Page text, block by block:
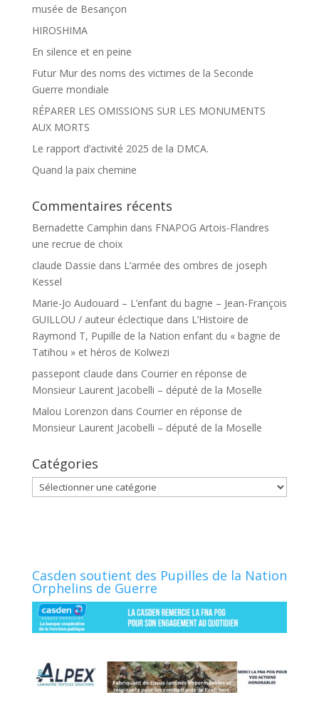
musée de Besançon
HIROSHIMA
En silence et en peine
Futur Mur des noms des victimes de la Seconde
Guerre mondiale
RÉPARER LES OMISSIONS SUR LES MONUMENTS
AUX MORTS
Le rapport d’activité 2025 de la DMCA.
Quand la paix chemine
Commentaires récents
Bernadette Camphin dans FNAPOG Artois-Flandres
une recrue de choix
claude Dassie dans L’armée des ombres de joseph
Kessel
Marie-Jo Audouard – L’enfant du bagne – Jean-François
GUILLOU / auteur éclectique dans L’Histoire de
Raymond T, Pupille de la Nation enfant du « bagne de
Tatihou » et héros de Kolwezi
passepont claude dans Courrier en réponse de
Monsieur Laurent Jacobelli – député de la Moselle
Malou Lorenzon dans Courrier en réponse de
Monsieur Laurent Jacobelli – député de la Moselle
Catégories
Catégories
Casden soutient des Pupilles de la Nation
Orphelins de Guerre